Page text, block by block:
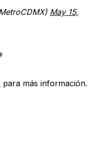
May 15,
para más información.